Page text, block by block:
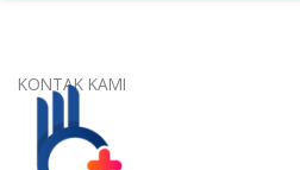
KONTAK KAMI